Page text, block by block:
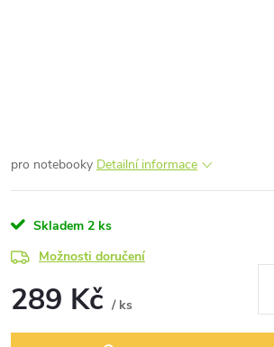
pro notebooky Detailní informace
Skladem 2 ks
Možnosti doručení
289 Kč / ks